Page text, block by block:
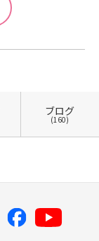
ブログ
(160)